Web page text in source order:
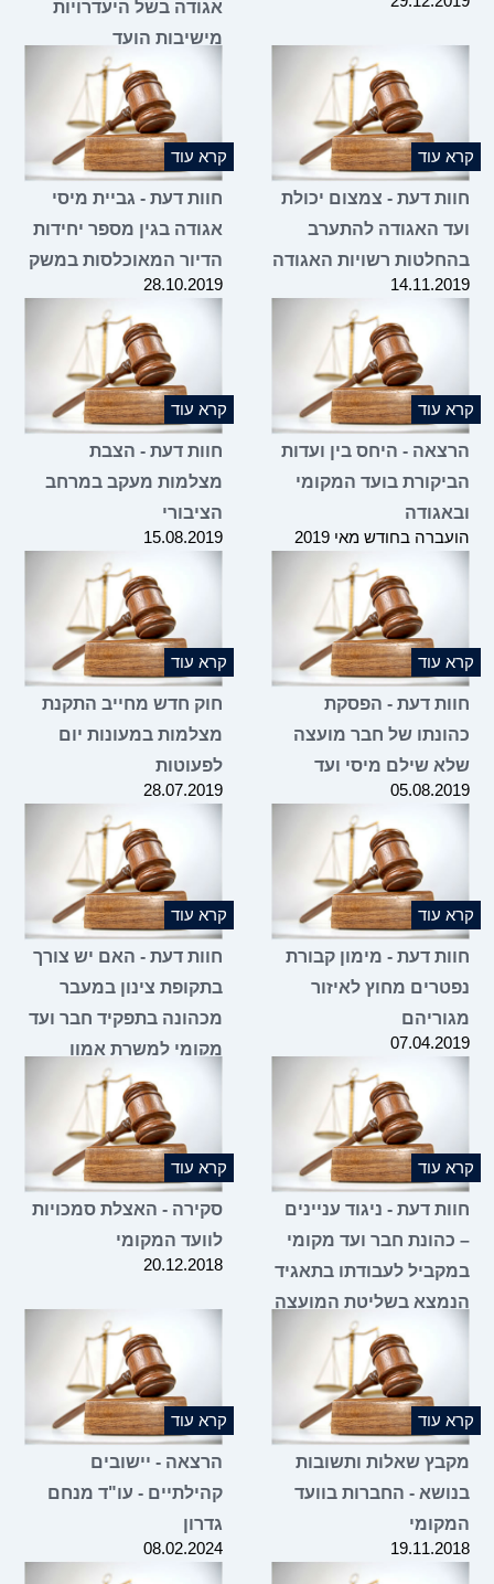
אגודה בשל היעדרויות
מישיבות הועד
קרא עוד
חוות דעת - צמצום יכולת
ועד האגודה להתערב
בהחלטות רשויות האגודה
14.11.2019
קרא עוד
חוות דעת - גביית מיסי
אגודה בגין מספר יחידות
הדיור המאוכלסות במשק
28.10.2019
קרא עוד
הרצאה - היחס בין ועדות
הביקורת בועד המקומי
ובאגודה
הועברה בחודש מאי 2019
קרא עוד
חוות דעת - הצבת
מצלמות מעקב במרחב
הציבורי
15.08.2019
קרא עוד
חוות דעת - הפסקת
כהונתו של חבר מועצה
שלא שילם מיסי ועד
05.08.2019
קרא עוד
חוק חדש מחייב התקנת
מצלמות במעונות יום
לפעוטות
28.07.2019
קרא עוד
חוות דעת - מימון קבורת
נפטרים מחוץ לאיזור
מגוריהם
07.04.2019
קרא עוד
חוות דעת - האם יש צורך
בתקופת צינון במעבר
מכהונה בתפקיד חבר ועד
מקומי למשרת אמון
במועצה האזורית?
07.02.2019
קרא עוד
חוות דעת - ניגוד עניינים
– כהונת חבר ועד מקומי
במקביל לעבודתו בתאגיד
הנמצא בשליטת המועצה
קרא עוד
סקירה - האצלת סמכויות
לוועד המקומי
20.12.2018
קרא עוד
מקבץ שאלות ותשובות
בנושא - החברות בוועד
המקומי
19.11.2018
קרא עוד
הרצאה - יישובים
קהילתיים - עו"ד מנחם
גדרון
08.02.2024